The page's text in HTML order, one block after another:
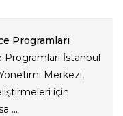
Programları
Programları İstanbul
Merkezi,
için
...